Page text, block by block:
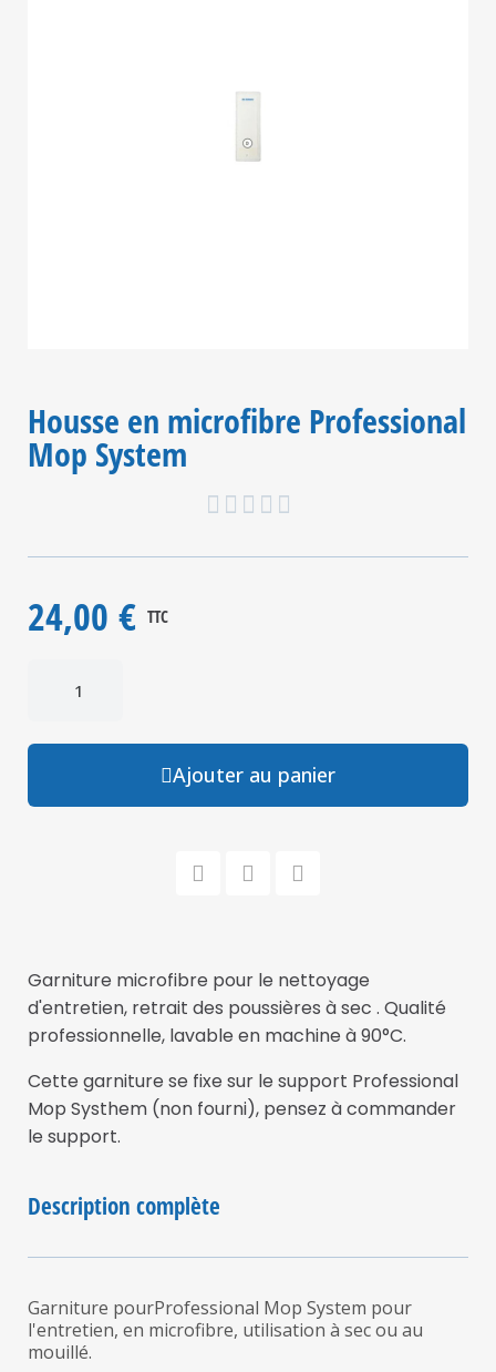
Housse en microfibre Professional
Mop System
    
24,00 € TTC
Ajouter au panier
Garniture microfibre pour le nettoyage
d'entretien, retrait des poussières à sec . Qualité
professionnelle, lavable en machine à 90°C.
Cette garniture se fixe sur le support Professional
Mop Systhem (non fourni), pensez à commander
le support.
Description complète
Garniture pourProfessional Mop System pour
l'entretien, en microfibre, utilisation à sec ou au
mouillé.